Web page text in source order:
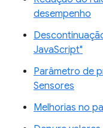
desempenho
JavaScript"
Parâmetro de
Sensores
Melhorias no